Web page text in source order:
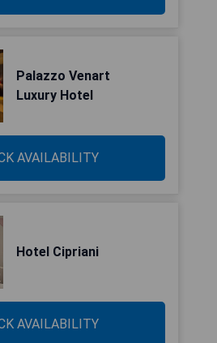
Palazzo Venart
Luxury Hotel
AVAILABILITY
Hotel Cipriani
AVAILABILITY